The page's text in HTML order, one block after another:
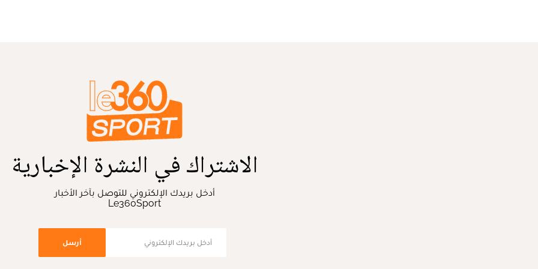
الاشتراك في النشرة الإخبارية
أدخل بريدك الإلكتروني للتوصل بآخر الأخبار
Le360Sport
أرسل